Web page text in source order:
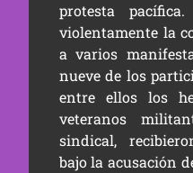
protesta
violentamente la
a varios
nueve de los
entre ellos los
veteranos
sindical,
bajo la acusación